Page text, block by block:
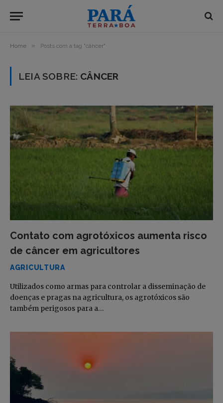
Home » Posts com a tag "câncer"
LEIA SOBRE: CÂNCER
Contato com agrotóxicos aumenta risco
de câncer em agricultores
AGRICULTURA
Utilizados como armas para controlar a disseminação de
doenças e pragas na agricultura, os agrotóxicos são
também perigosos para a…